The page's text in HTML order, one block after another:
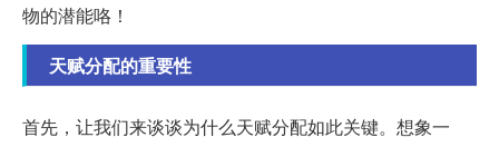
物的潜能咯！
天赋分配的重要性
首先，让我们来谈谈为什么天赋分配如此关键。想象一